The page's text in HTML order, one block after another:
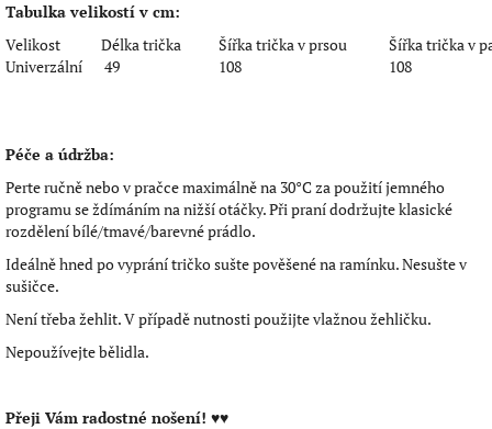
Tabulka velikostí v cm:
Velikost
Délka trička Šířka trička v prsou
Šířka trička v
Univerzální
49 108 108
Péče a údržba:
Perte ručně nebo v pračce maximálně na 30°C za použití jemného
programu se ždímáním na nižší otáčky. Při praní dodržujte klasické
rozdělení bílé/tmavé/barevné prádlo.
Ideálně hned po vyprání tričko sušte pověšené na ramínku. Nesušte v
sušičce.
Není třeba žehlit. V případě nutnosti použijte vlažnou žehličku.
Nepoužívejte bělidla.
Přeji Vám radostné nošení! ♥♥